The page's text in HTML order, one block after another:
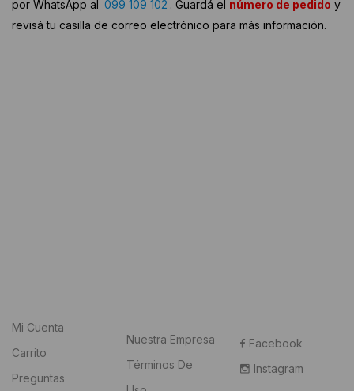
por WhatsApp al 099 109 102 . Guardá el número de pedido y
revisá tu casilla de correo electrónico para más información.
Mi Cuenta
Carrito
Preguntas
Nuestra Empresa
Términos De
Facebook
Instagram